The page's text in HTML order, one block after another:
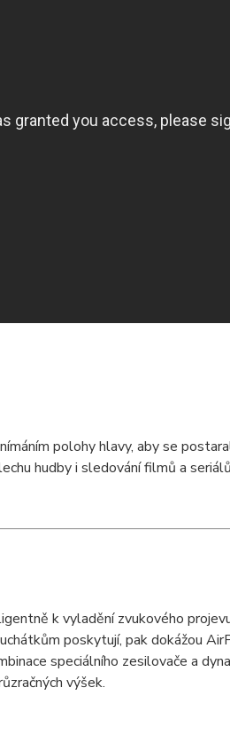
polohy hlavy, aby se
hudby i sledování filmů a
k vyladění zvukového
poskytují, pak dokážou
speciálního zesilovače a
výšek.